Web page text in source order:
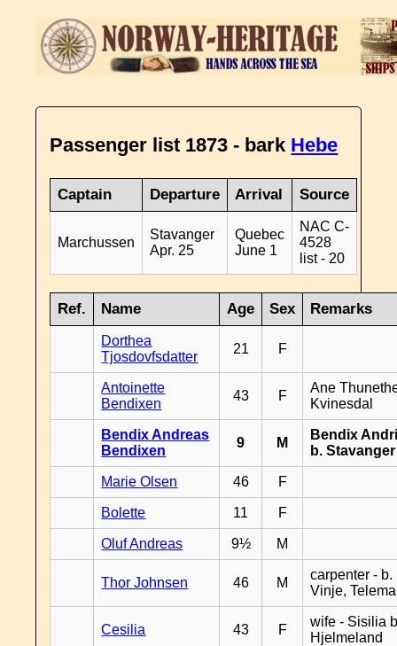
Passenger list 1873 - bark Hebe
Captain Departure Arrival Source
Marchussen
Stavanger
Apr. 25
Quebec
June 1
NAC C-
4528
list - 20
Ref. Name Age Sex Remarks
Dorthea
Tjosdovfsdatter
21 F
Antoinette
Bendixen
43 F
Ane
Kvinesdal
Bendix Andreas
Bendixen
9 M
Bendix
b. Stavanger
Marie Olsen 46 F
Bolette 11 F
Oluf Andreas 9½ M
Thor Johnsen 46 M
carpenter - b.
Vinje,
Cesilia 43 F
wife - Sisilia
Hjelmeland